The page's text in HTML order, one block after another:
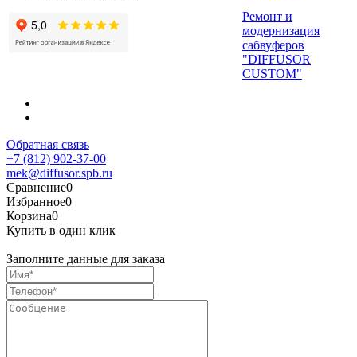
Ремонт и
модернизация
сабвуферов
"DIFFUSOR
CUSTOM"
Обратная связь
+7 (812) 902-37-00
mek@diffusor.spb.ru
Сравнение0
Избранное0
Корзина0
Купить в один клик
Заполните данные для заказа